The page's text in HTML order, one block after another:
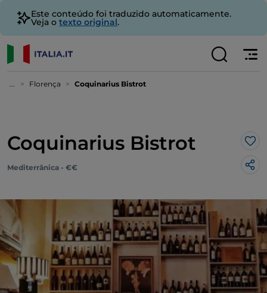
Este conteúdo foi traduzido automaticamente.
Veja o texto original.
... Florença Coquinarius Bistrot
Coquinarius Bistrot
Mediterrânica - €€